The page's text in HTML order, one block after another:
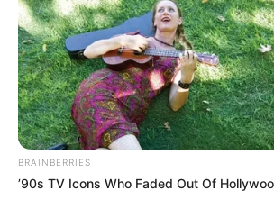
EMAIL
BRAINBERRIES
’90s TV Icons Who Faded Out Of